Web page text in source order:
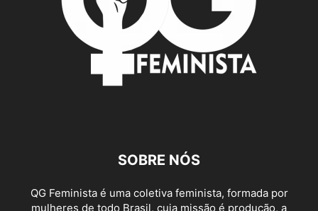
SOBRE NÓS
QG Feminista é uma coletiva feminista, formada por
mulheres de todo Brasil, cuja missão é produção, a